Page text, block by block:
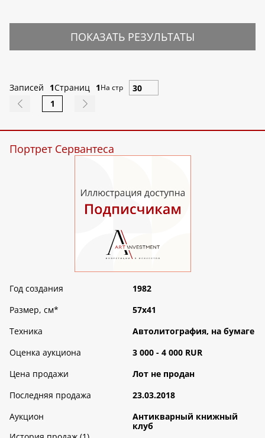
ПОКАЗАТЬ РЕЗУЛЬТАТЫ
Записей 1Страниц 1На стр
1
Портрет Сервантеса
Год создания
1982
Размер, см*
57х41
Техника
Автолитография, на бумаге
Оценка аукциона
3 000 - 4 000 RUR
Цена продажи
Лот не продан
Последняя продажа
23.03.2018
Аукцион
Антикварный книжный
клуб